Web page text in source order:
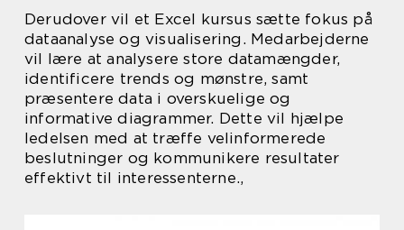
Derudover vil et Excel kursus sætte fokus på
dataanalyse og visualisering. Medarbejderne
vil lære at analysere store datamængder,
identificere trends og mønstre, samt
præsentere data i overskuelige og
informative diagrammer. Dette vil hjælpe
ledelsen med at træffe velinformerede
beslutninger og kommunikere resultater
effektivt til interessenterne.,